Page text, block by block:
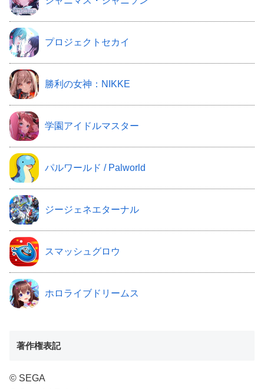
プロジェクトセカイ
勝利の女神：NIKKE
学園アイドルマスター
パルワールド / Palworld
ジージェネエターナル
スマッシュグロウ
ホロライブドリームス
著作権表記
© SEGA